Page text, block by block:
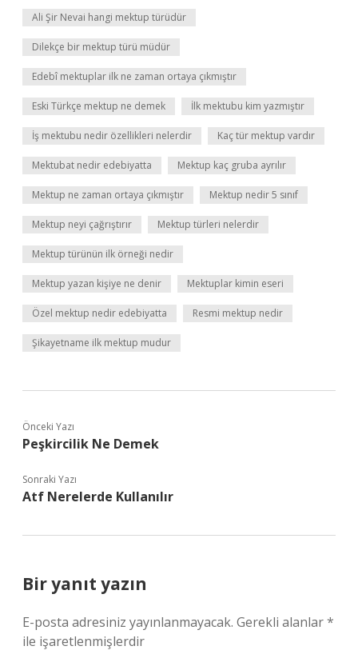
Ali Şir Nevai hangi mektup türüdür
Dilekçe bir mektup türü müdür
Edebî mektuplar ilk ne zaman ortaya çıkmıştır
Eski Türkçe mektup ne demek İlk mektubu kim yazmıştır
İş mektubu nedir özellikleri nelerdir Kaç tür mektup vardır
Mektubat nedir edebiyatta Mektup kaç gruba ayrılır
Mektup ne zaman ortaya çıkmıştır Mektup nedir 5 sınıf
Mektup neyi çağrıştırır Mektup türleri nelerdir
Mektup türünün ilk örneği nedir
Mektup yazan kişiye ne denir Mektuplar kimin eseri
Özel mektup nedir edebiyatta Resmi mektup nedir
Şikayetname ilk mektup mudur
Önceki Yazı
Peşkircilik Ne Demek
Sonraki Yazı
Atf Nerelerde Kullanılır
Bir yanıt yazın
E-posta adresiniz yayınlanmayacak. Gerekli alanlar*
ile işaretlenmişlerdir